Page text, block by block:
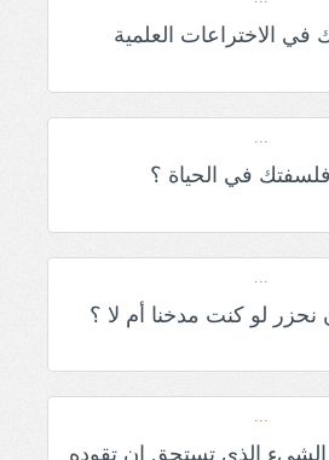
في الاختراعات العلمية
في الحياة ؟
لو كنت مدخنا أم لا ؟
الذي تستحق ان تقوده